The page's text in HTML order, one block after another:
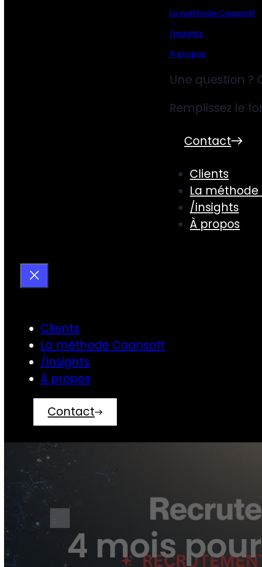
La méthode Caansoft
/insights
À propos
Une question ?
Remplissez le
Contact
Clients
La
/insights
À propos
Clients
La méthode Caansoft
/insights
À propos
Contact
4 mois